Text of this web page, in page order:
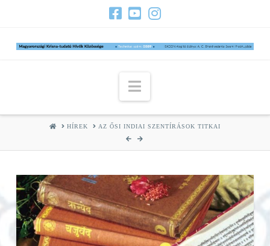
Navigation
HOMEHÍREK AZ ŐSI INDIAI SZENTÍRÁSOK TITKAI